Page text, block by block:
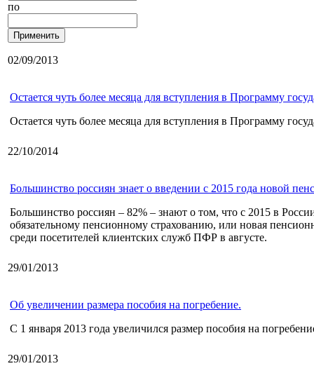
по
02/09/2013
Остается чуть более месяца для вступления в Программу
Остается чуть более месяца для вступления в Программу
22/10/2014
Большинство россиян знает о введении с 2015 года новой
Большинство россиян – 82% – знают о том, что с 2015 в
обязательному пенсионному страхованию, или новая
среди посетителей клиентских служб ПФР в августе.
29/01/2013
Об увеличении размера пособия на погребение.
С 1 января 2013 года увеличился размер пособия на
29/01/2013